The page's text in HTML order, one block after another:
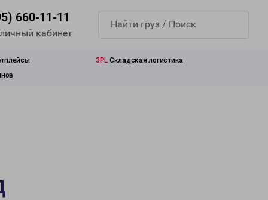
660-11-11
кабинет
3PL Складская логистика